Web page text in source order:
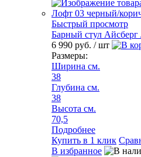
Быстрый просмотр
Барный стул
6 990 руб. / шт
Размеры:
Ширина см.
38
Глубина см.
38
Высота см.
70,5
Подробнее
Купить в 1 клик
В избранное